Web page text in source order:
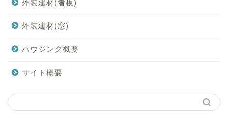
外装建材(看板)
外装建材(窓)
ハウジング概要
サイト概要